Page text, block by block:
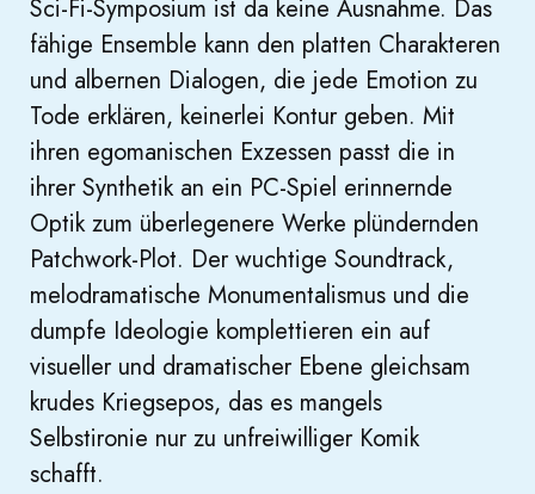
Sci-Fi-Symposium ist da keine Ausnahme. Das
fähige Ensemble kann den platten Charakteren
und albernen Dialogen, die jede Emotion zu
Tode erklären, keinerlei Kontur geben. Mit
ihren egomanischen Exzessen passt die in
ihrer Synthetik an ein PC-Spiel erinnernde
Optik zum überlegenere Werke plündernden
Patchwork-Plot. Der wuchtige Soundtrack,
melodramatische Monumentalismus und die
dumpfe Ideologie komplettieren ein auf
visueller und dramatischer Ebene gleichsam
krudes Kriegsepos, das es mangels
Selbstironie nur zu unfreiwilliger Komik
schafft.